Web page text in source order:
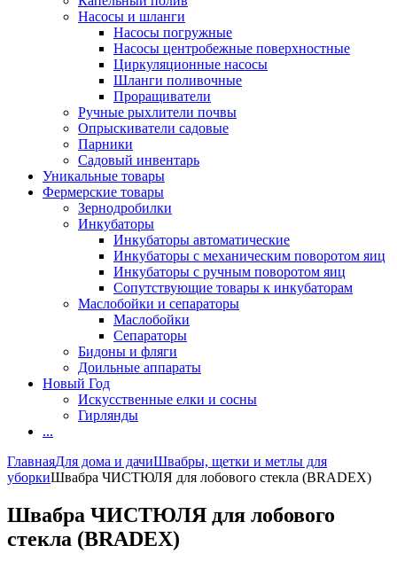
Насосы и шланги
Насосы погружные
Насосы центробежные поверхностные
Циркуляционные насосы
Шланги поливочные
Проращиватели
Ручные рыхлители почвы
Опрыскиватели садовые
Парники
Садовый инвентарь
Уникальные товары
Фермерские товары
Зернодробилки
Инкубаторы
Инкубаторы автоматические
Инкубаторы с механическим поворотом яиц
Инкубаторы с ручным поворотом яиц
Сопутствующие товары к инкубаторам
Маслобойки и сепараторы
Маслобойки
Сепараторы
Бидоны и фляги
Доильные аппараты
Новый Год
Искусственные елки и сосны
Гирлянды
...
ГлавнаяДля дома и дачиШвабры, щетки и метлы для
уборкиШвабра ЧИСТЮЛЯ для лобового стекла (BRADEX)
Швабра ЧИСТЮЛЯ для лобового
стекла (BRADEX)